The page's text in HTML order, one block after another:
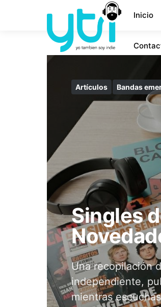
Inicio
Artículos Bandas
Singles
Una recopilación
independiente,
mientras